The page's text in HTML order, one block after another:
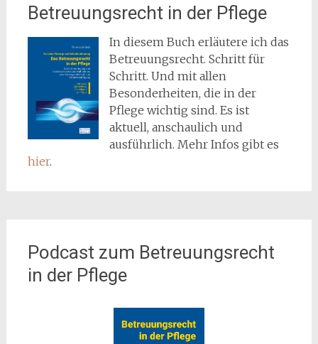
Betreuungsrecht in der Pflege
In diesem Buch erläutere ich das
Betreuungsrecht. Schritt für
Schritt. Und mit allen
Besonderheiten, die in der
Pflege wichtig sind. Es ist
aktuell, anschaulich und
ausführlich. Mehr Infos gibt es
hier.
Podcast zum Betreuungsrecht
in der Pflege